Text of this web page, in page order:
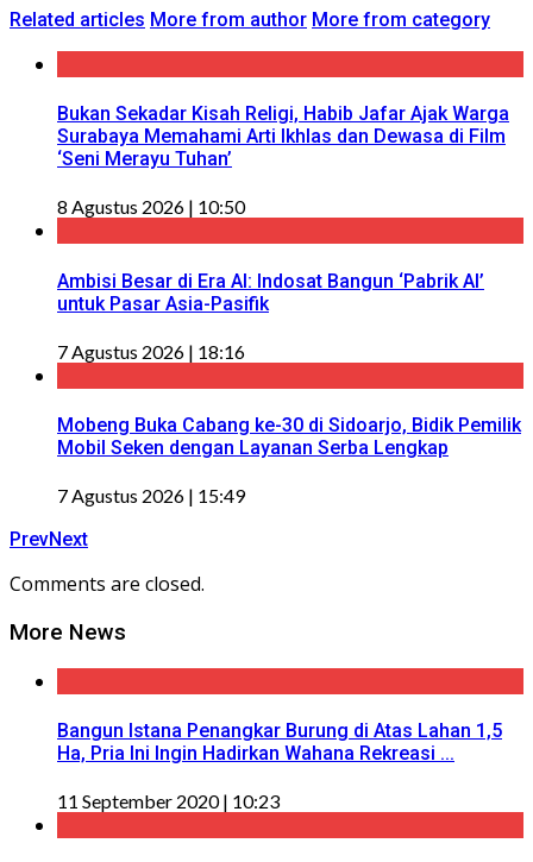
Related articles More from author More from category
Bukan Sekadar Kisah Religi, Habib Jafar Ajak Warga
Surabaya Memahami Arti Ikhlas dan Dewasa di Film
‘Seni Merayu Tuhan’
8 Agustus 2026 | 10:50
Ambisi Besar di Era AI: Indosat Bangun ‘Pabrik AI’
untuk Pasar Asia-Pasifik
7 Agustus 2026 | 18:16
Mobeng Buka Cabang ke-30 di Sidoarjo, Bidik Pemilik
Mobil Seken dengan Layanan Serba Lengkap
7 Agustus 2026 | 15:49
PrevNext
Comments are closed.
More News
Bangun Istana Penangkar Burung di Atas Lahan 1,5
Ha, Pria Ini Ingin Hadirkan Wahana Rekreasi ...
11 September 2020 | 10:23